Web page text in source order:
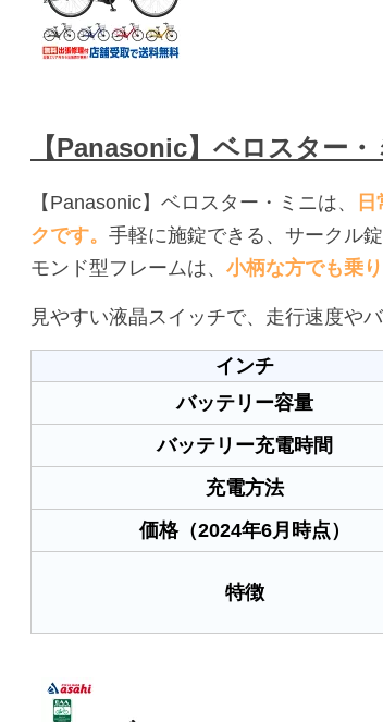
【Panasonic】ベロスター・
【Panasonic】ベロスター・ミニは、
クです。 手軽に施錠できる、サークル
モンド型フレームは、 小柄な方でも乗
見やすい液晶スイッチで、走行速度や
インチ
バッテリー容量
バッテリー充電時間
充電方法
価格（2024年6月時点）
特徴